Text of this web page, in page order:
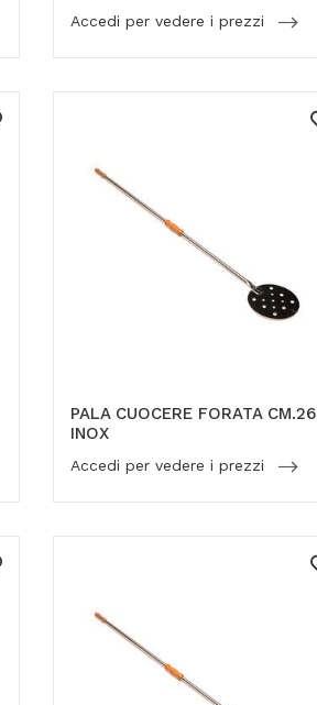
Accedi per vedere i prezzi
PALA CUOCERE FORATA CM.26
INOX
Accedi per vedere i prezzi